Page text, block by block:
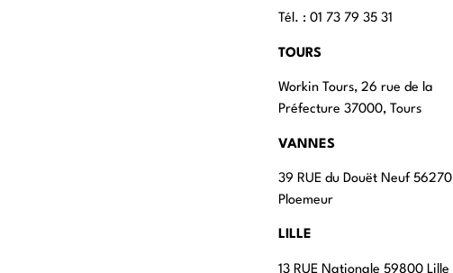
Tél. : 01 73 79 35 31
TOURS
Workin Tours, 26 rue de la
Préfecture 37000, Tours
VANNES
39 RUE du Douët Neuf 56270
Ploemeur
LILLE
13 RUE Nationale 59800 Lille